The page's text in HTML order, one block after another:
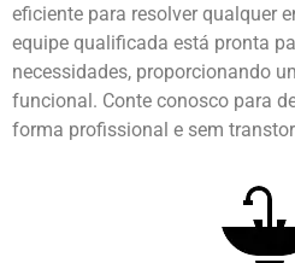
eficiente para resolver qualquer
equipe qualificada está pronta
necessidades, proporcionando
funcional. Conte conosco para
forma profissional e sem